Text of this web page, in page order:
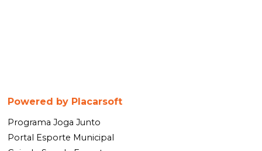
Powered by Placarsoft
Programa Joga Junto
Portal Esporte Municipal